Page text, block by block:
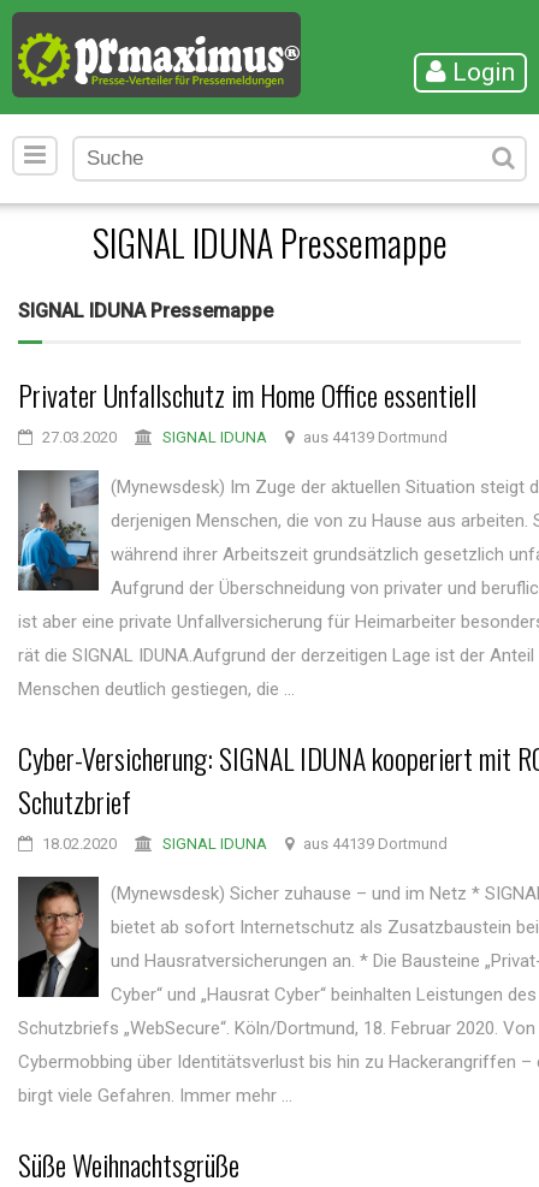
Login
SIGNAL IDUNA Pressemappe
SIGNAL IDUNA Pressemappe
Privater Unfallschutz im Home Office essentiell
27.03.2020 SIGNAL IDUNA aus 44139 Dortmund
(Mynewsdesk) Im Zuge der aktuellen Situation steigt
derjenigen Menschen, die von zu Hause aus arbeiten.
während ihrer Arbeitszeit grundsätzlich gesetzlich
Aufgrund der Überschneidung von privater und
ist aber eine private Unfallversicherung für Heimarbeiter
rät die SIGNAL IDUNA.Aufgrund der derzeitigen Lage ist der Anteil
Menschen deutlich gestiegen, die ...
Cyber-Versicherung: SIGNAL IDUNA kooperiert mit
Schutzbrief
18.02.2020 SIGNAL IDUNA aus 44139 Dortmund
(Mynewsdesk) Sicher zuhause – und im Netz *
bietet ab sofort Internetschutz als Zusatzbaustein
und Hausratversicherungen an. * Die Bausteine
Cyber“ und „Hausrat Cyber“ beinhalten Leistungen
Schutzbriefs „WebSecure“. Köln/Dortmund, 18. Februar 2020. Von
Cybermobbing über Identitätsverlust bis hin zu Hackerangriffen –
birgt viele Gefahren. Immer mehr ...
Süße Weihnachtsgrüße